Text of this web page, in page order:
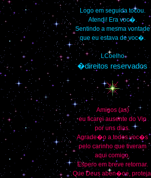
Logo em seguida tocou.
Atendi! Era voc�.
Sentindo a mesma vontade
que eu estava de voc�.
LCoelho
�direitos reservados
Amigos (as)
eu ficarei ausente do Vip
por uns dias.
Agrade�o a todos voc�s
pelo carinho que tiveram
aqui comigo.
Espero em breve retornar.
Que Deus aben�oe, proteja,